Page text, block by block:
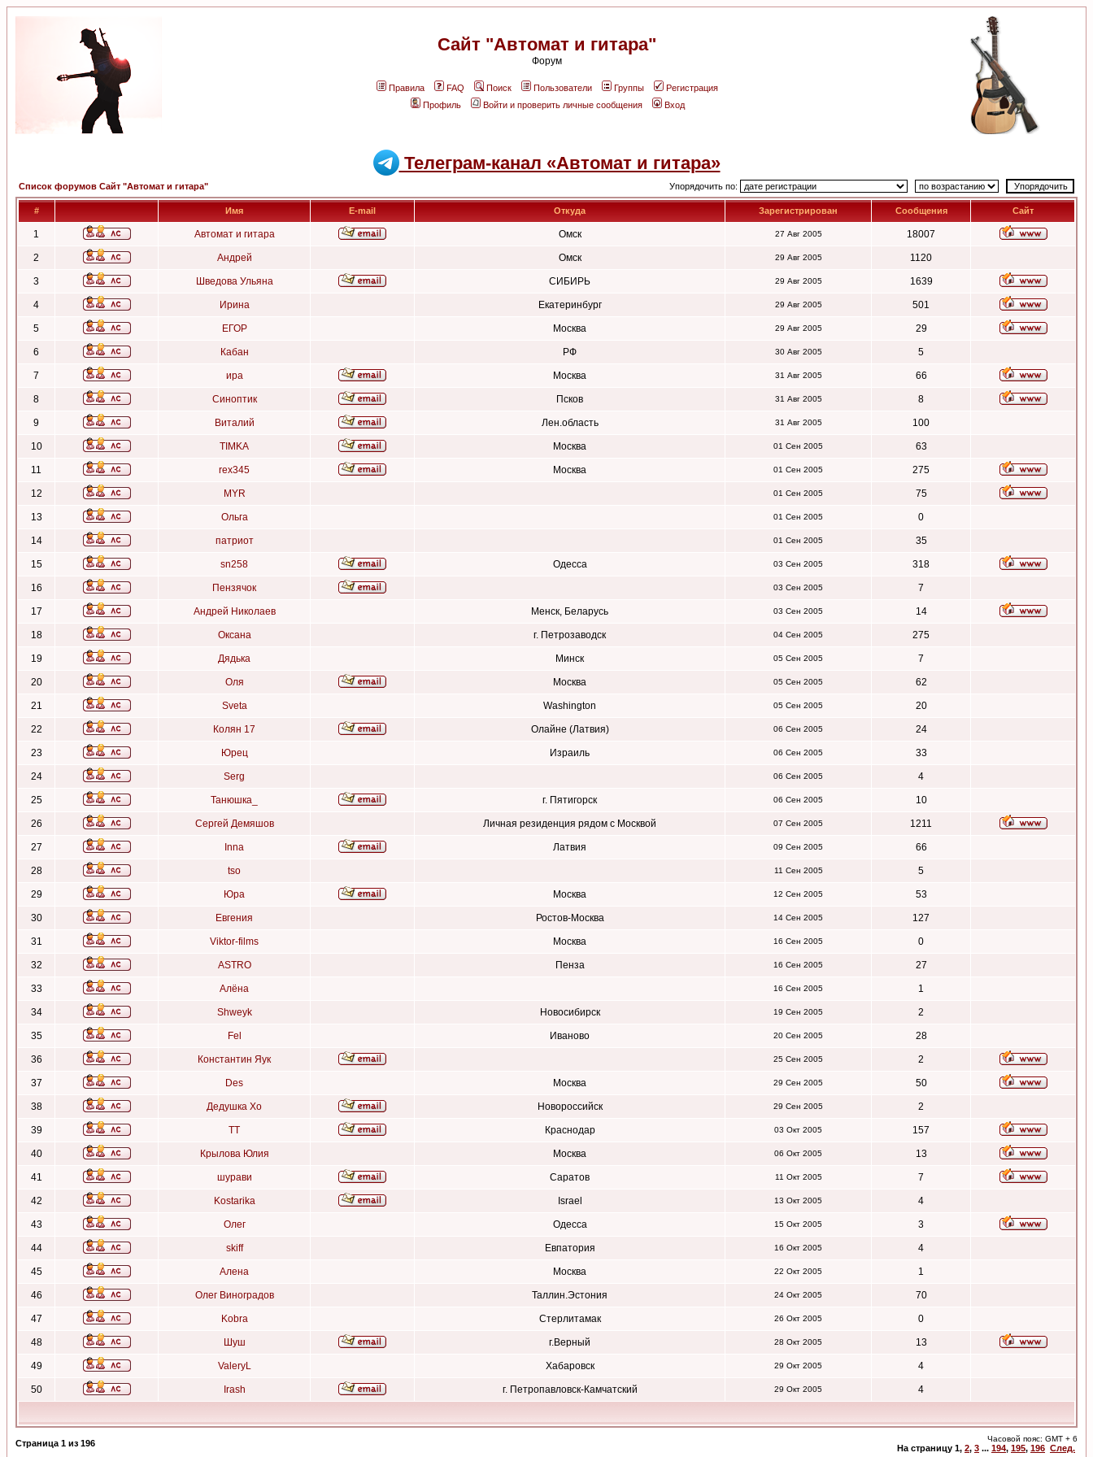
Сайт "Автомат и гитара"
Форум
Правила FAQ Поиск Пользователи Группы
Регистрация
Профиль
Войти и проверить личные сообщения Вход
Телеграм-канал «Автомат и гитара»
Список форумов Сайт "Автомат и гитара" Упорядочить по:
# Имя E-mail Откуда Зарегистрирован Сообщения Сайт
1 Автомат и гитара Омск 27 Авг 2005 18007
2 Андрей Омск 29 Авг 2005 1120
3 Шведова Ульяна СИБИРЬ 29 Авг 2005 1639
4 Ирина Екатеринбург 29 Авг 2005 501
5 ЕГОР Москва 29 Авг 2005 29
6 Кабан РФ 30 Авг 2005 5
7 ира Москва 31 Авг 2005 66
8 Синоптик Псков 31 Авг 2005 8
9 Виталий Лен.область 31 Авг 2005 100
10 TIMKA Москва 01 Сен 2005 63
11 rex345 Москва 01 Сен 2005 275
12 MYR 01 Сен 2005 75
13 Ольга 01 Сен 2005 0
14 патриот 01 Сен 2005 35
15 sn258 Одесса 03 Сен 2005 318
16 Пензячок 03 Сен 2005 7
17 Андрей Николаев Менск, Беларусь 03 Сен 2005 14
18 Оксана г. Петрозаводск 04 Сен 2005 275
19 Дядька Минск 05 Сен 2005 7
20 Оля Москва 05 Сен 2005 62
21 Sveta Washington 05 Сен 2005 20
22 Колян 17 Олайне (Латвия) 06 Сен 2005 24
23 Юрец Израиль 06 Сен 2005 33
24 Serg 06 Сен 2005 4
25 Танюшка_ г. Пятигорск 06 Сен 2005 10
26 Сергей Демяшов Личная резиденция рядом с Москвой 07 Сен 2005 1211
27 Inna Латвия 09 Сен 2005 66
28 tso 11 Сен 2005 5
29 Юра Москва 12 Сен 2005 53
30 Евгения Ростов-Москва 14 Сен 2005 127
31 Viktor-films Москва 16 Сен 2005 0
32 ASTRO Пенза 16 Сен 2005 27
33 Алёна 16 Сен 2005 1
34 Shweyk Новосибирск 19 Сен 2005 2
35 Fel Иваново 20 Сен 2005 28
36 Константин Яук 25 Сен 2005 2
37 Des Москва 29 Сен 2005 50
38 Дедушка Хо Новороссийск 29 Сен 2005 2
39 ТТ Краснодар 03 Окт 2005 157
40 Крылова Юлия Москва 06 Окт 2005 13
41 шурави Саратов 11 Окт 2005 7
42 Kostarika Israel 13 Окт 2005 4
43 Олег Одесса 15 Окт 2005 3
44 skiff Евпатория 16 Окт 2005 4
45 Алена Москва 22 Окт 2005 1
46 Олег Виноградов Таллин.Эстония 24 Окт 2005 70
47 Kobra Стерлитамак 26 Окт 2005 0
48 Шуш г.Верный 28 Окт 2005 13
49 ValeryL Хабаровск 29 Окт 2005 4
50 Irash г. Петропавловск-Камчатский 29 Окт 2005 4
Страница 1 из 196 Часовой пояс: GMT + 6
На страницу 1, 2, 3 ... 194, 195, 196 След.